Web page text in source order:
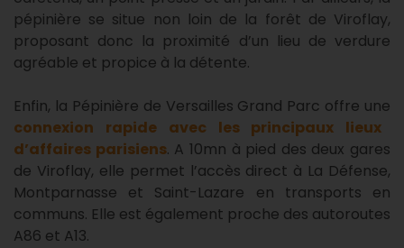
pépinière se situe non loin de la forêt de Viroflay,
proposant donc la proximité d’un lieu de verdure
agréable et propice à la détente.
Enfin, la Pépinière de Versailles Grand Parc offre une
connexion rapide avec les principaux lieux
d’affaires parisiens. A 10mn à pied des deux gares
de Viroflay, elle permet l’accès direct à La Défense,
Montparnasse et Saint-Lazare en transports en
communs. Elle est également proche des autoroutes
A86 et A13.